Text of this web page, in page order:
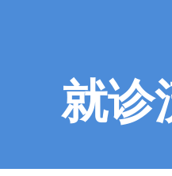
就诊